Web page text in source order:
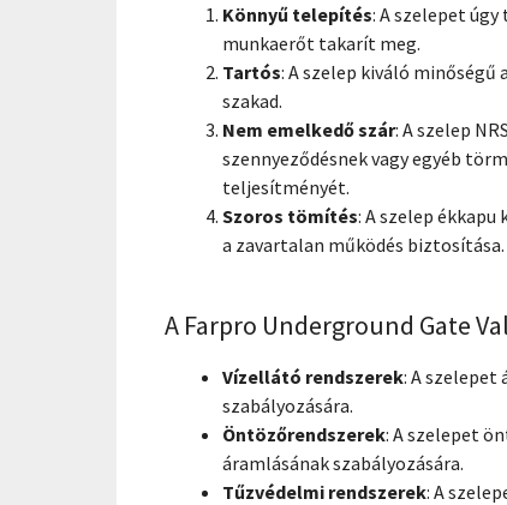
Könnyű telepítés: A szelepet
munkaerőt takarít meg.
Tartós: A szelep kiváló
szakad.
Nem emelkedő szár: A szelep
szennyeződésnek vagy egyéb
teljesítményét.
Szoros tömítés: A szelep
a zavartalan működés biztosítása.
A Farpro Underground Gate
Vízellátó rendszerek: A szelepet
szabályozására.
Öntözőrendszerek: A szelepet
áramlásának szabályozására.
Tűzvédelmi rendszerek: A